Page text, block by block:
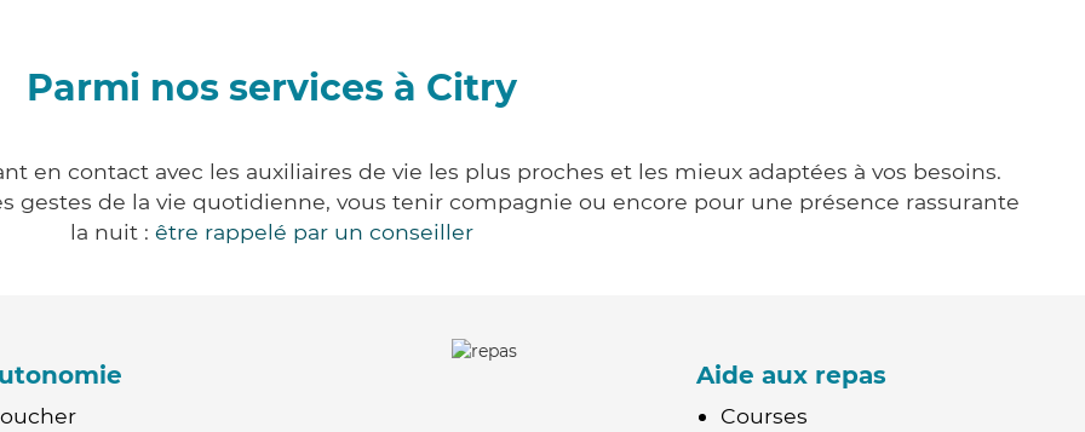
Parmi nos services à Citry
en contact avec les auxiliaires de vie les plus proches et les mieux adaptées à vos besoins.
gestes de la vie quotidienne, vous tenir compagnie ou encore pour une présence rassurante
la nuit : être rappelé par un conseiller
Aide aux repas
Courses